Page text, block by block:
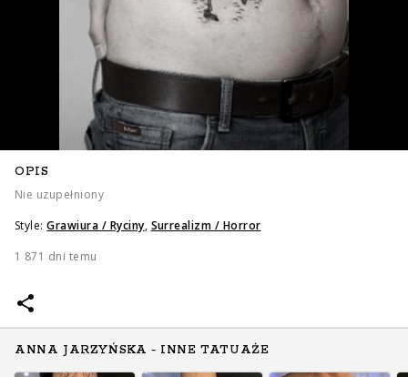
OPIS
Nie uzupełniony
Style: Grawiura / Ryciny, Surrealizm / Horror
1 871 dni temu
ANNA JARZYŃSKA - INNE TATUAŻE